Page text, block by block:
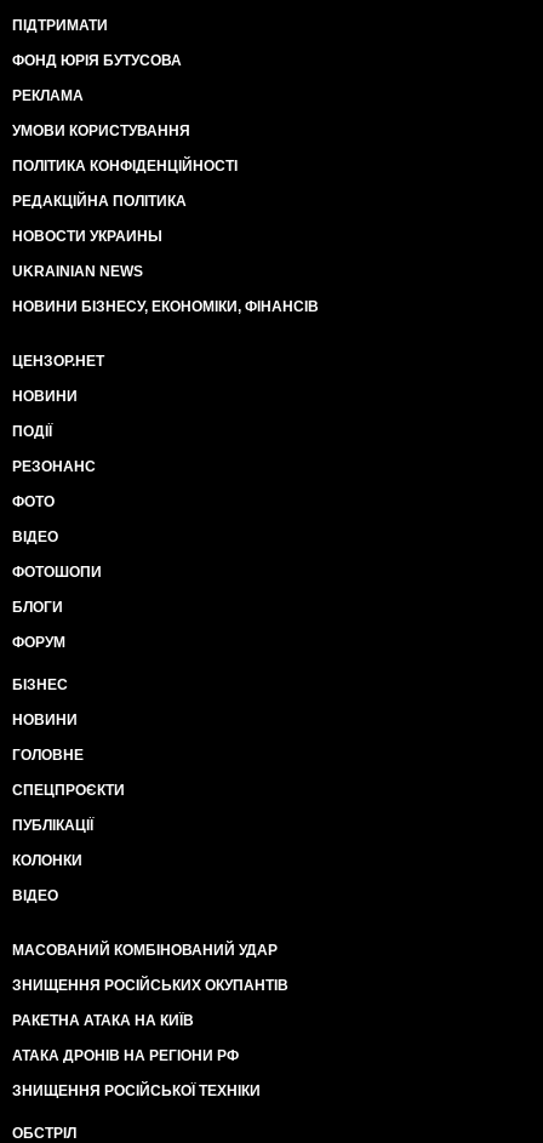
ПІДТРИМАТИ
ФОНД ЮРІЯ БУТУСОВА
РЕКЛАМА
УМОВИ КОРИСТУВАННЯ
ПОЛІТИКА КОНФІДЕНЦІЙНОСТІ
РЕДАКЦІЙНА ПОЛІТИКА
НОВОСТИ УКРАИНЫ
UKRAINIAN NEWS
НОВИНИ БІЗНЕСУ, ЕКОНОМІКИ, ФІНАНСІВ
ЦЕНЗОР.НЕТ
НОВИНИ
ПОДІЇ
РЕЗОНАНС
ФОТО
ВІДЕО
ФОТОШОПИ
БЛОГИ
ФОРУМ
БІЗНЕС
НОВИНИ
ГОЛОВНЕ
СПЕЦПРОЄКТИ
ПУБЛІКАЦІЇ
КОЛОНКИ
ВІДЕО
МАСОВАНИЙ КОМБІНОВАНИЙ УДАР
ЗНИЩЕННЯ РОСІЙСЬКИХ ОКУПАНТІВ
РАКЕТНА АТАКА НА КИЇВ
АТАКА ДРОНІВ НА РЕГІОНИ РФ
ЗНИЩЕННЯ РОСІЙСЬКОЇ ТЕХНІКИ
ОБСТРІЛ